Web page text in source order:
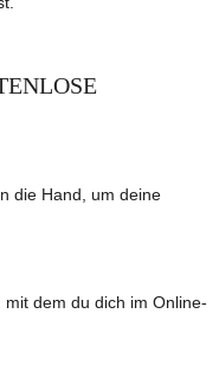
die Hand, um deine
dem du dich im Online-